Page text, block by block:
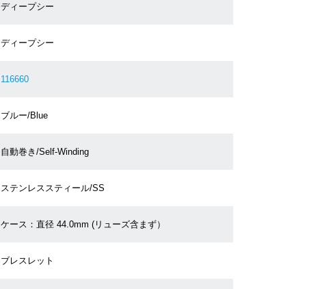
ディープシー
ディープシー
116660
ブルー/Blue
自動巻き/Self-Winding
ステンレススティール/SS
ケース：直径 44.0mm (リューズ含まず）
ブレスレット